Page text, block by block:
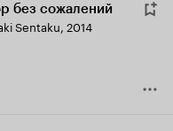
без сожалений
Sentaku, 2014